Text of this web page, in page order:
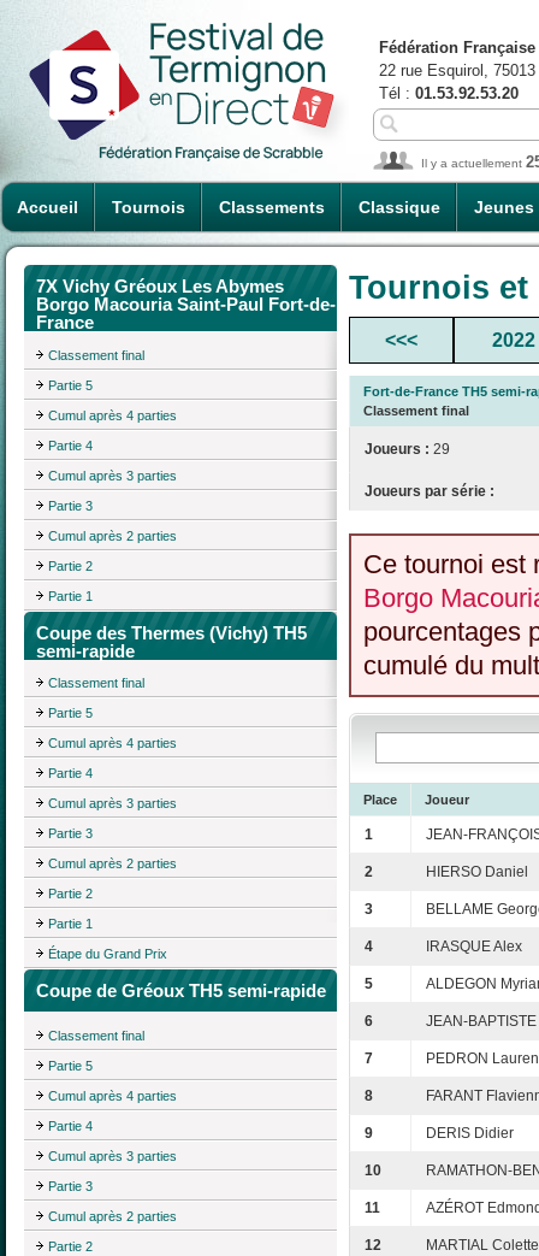
Accueil Tournois Classements Classique Jeunes
Fédération
22 rue Esquirol,
Tél : 01.53.92.53.20
Il y a actuellement
7X Vichy Gréoux Les Abymes
Borgo Macouria Saint-Paul Fort-de-
France
Classement final
Partie 5
Cumul après 4 parties
Partie 4
Cumul après 3 parties
Partie 3
Cumul après 2 parties
Partie 2
Partie 1
Coupe des Thermes (Vichy) TH5
semi-rapide
Classement final
Partie 5
Cumul après 4 parties
Partie 4
Cumul après 3 parties
Partie 3
Cumul après 2 parties
Partie 2
Partie 1
Étape du Grand Prix
Coupe de Gréoux TH5 semi-rapide
Classement final
Partie 5
Cumul après 4 parties
Partie 4
Cumul après 3 parties
Partie 3
Cumul après 2 parties
Partie 2
Tournois
<<< 2022
Fort-de-France TH5 semi-
Classement final
Joueurs : 29
Joueurs par série :
Ce tournoi est
Borgo
pourcentages
cumulé du
Place Joueur
1 JEAN-
2 HIERSO Daniel
3 BELLAME
4 IRASQUE Alex
5 ALDEGON
6 JEAN-
7 PEDRON
8 FARANT
9 DERIS Didier
10 RAMATHON-
11 AZÉROT
12 MARTIAL Colette